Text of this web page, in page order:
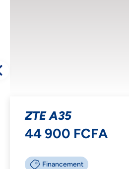
ZTE A35
44 900 FCFA
Financement